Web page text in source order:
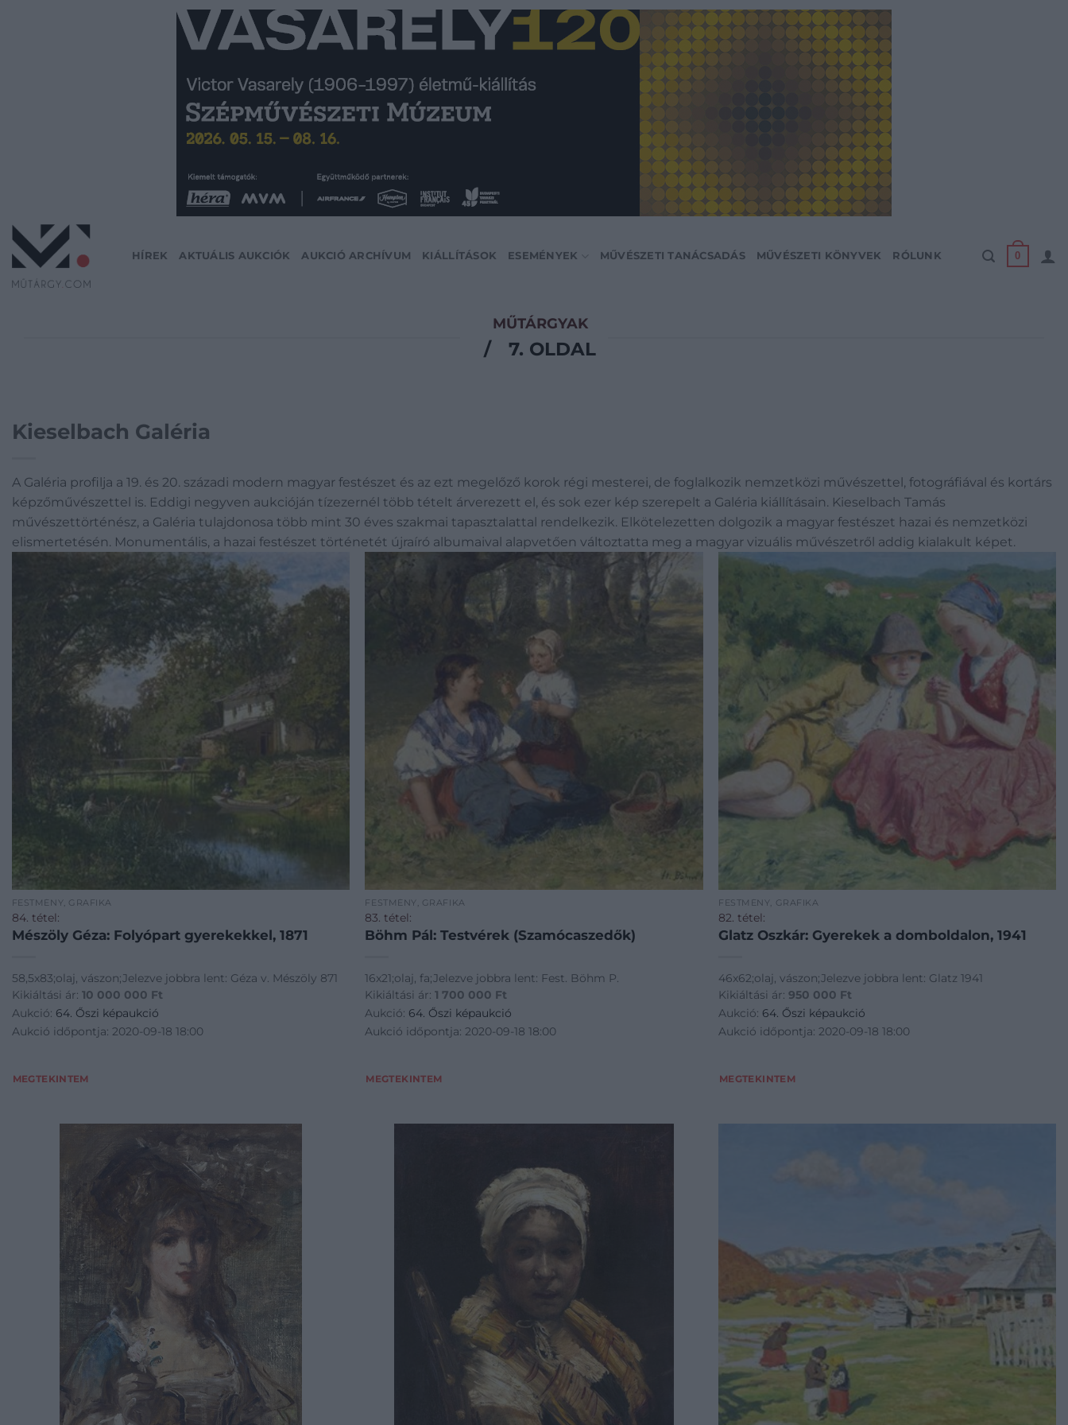
HÍREK AKTUÁLIS AUKCIÓK AUKCIÓ ARCHÍVUM KIÁLLÍTÁSOK ESEMÉNYEK MŰVÉSZETI TANÁCSADÁS MŰVÉSZETI KÖNYVEK RÓLUNK 0
MŰTÁRGYAK
/ 7. OLDAL
Kieselbach Galéria
A Galéria profilja a 19. és 20. századi modern magyar festészet és az ezt megelőző korok régi mesterei, de foglalkozik nemzetközi művészettel, fotográfiával és kortárs
képzőművészettel is. Eddigi negyven aukcióján tízezernél több tételt árverezett el, és sok ezer kép szerepelt a Galéria kiállításain. Kieselbach Tamás
művészettörténész, a Galéria tulajdonosa több mint 30 éves szakmai tapasztalattal rendelkezik. Elkötelezetten dolgozik a magyar festészet hazai és nemzetközi
elismertetésén. Monumentális, a hazai festészet történetét újraíró albumaival alapvetően változtatta meg a magyar vizuális művészetről addig kialakult képet.
FESTMÉNY, GRAFIKA
84. tétel:
Mészöly Géza: Folyópart gyerekekkel, 1871
58,5x83;olaj, vászon;Jelezve jobbra lent: Géza v. Mészöly 871
Kikiáltási ár: 10 000 000 Ft
Aukció: 64. Őszi képaukció
Aukció időpontja: 2020-09-18 18:00
MEGTEKINTEM
FESTMÉNY, GRAFIKA
83. tétel:
Böhm Pál: Testvérek (Szamócaszedők)
16x21;olaj, fa;Jelezve jobbra lent: Fest. Böhm P.
Kikiáltási ár:1 700 000 Ft
Aukció: 64. Őszi képaukció
Aukció időpontja: 2020-09-18 18:00
MEGTEKINTEM
FESTMÉNY, GRAFIKA
82. tétel:
Glatz Oszkár: Gyerekek a domboldalon, 1941
46x62;olaj, vászon;Jelezve jobbra lent: Glatz 1941
Kikiáltási ár: 950 000 Ft
Aukció: 64. Őszi képaukció
Aukció időpontja: 2020-09-18 18:00
MEGTEKINTEM